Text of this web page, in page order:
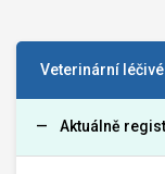
Veterinární
Aktuálně